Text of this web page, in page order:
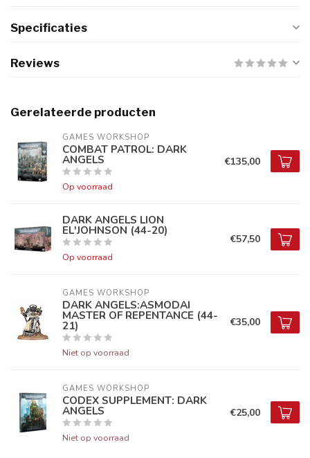
Specificaties
Reviews
Gerelateerde producten
GAMES WORKSHOP
COMBAT PATROL: DARK
ANGELS
Op voorraad
€135,00
DARK ANGELS LION
EL'JOHNSON (44-20)
Op voorraad
€57,50
GAMES WORKSHOP
DARK ANGELS:ASMODAI
MASTER OF REPENTANCE (44-
21)
Niet op voorraad
€35,00
GAMES WORKSHOP
CODEX SUPPLEMENT: DARK
ANGELS
Niet op voorraad
€25,00